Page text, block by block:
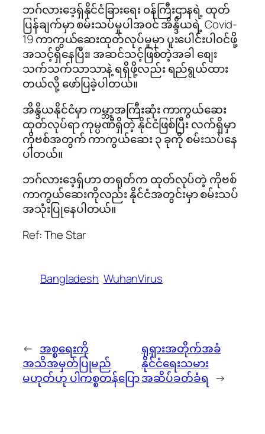
ဘဂ်လားဒေ့ရှ်နိုင်ငံခြားရေး ၀န်ကြီးဌာနရဲ့ ထုတ်
ပြန်ချက်မှာ စမ်းသပ်မှုပါအ၀င် အိန္ဒိယရဲ့ Covid-
19 ကာကွယ်ဆေးထုတ်လုပ်မှုမှာ ပူးပေါင်းပါ၀င်ဖို့
အသင့်ရှိနေပြီး၊ အဆင်သင့်ဖြစ်တဲ့အခါ စျေး
သက်သက်သာသာနဲ့ ရရှိဖို့လည်း ရည်ရွယ်ထား
တယ်လို့ ဖော်ပြခဲ့ပါတယ်။
အိန္ဒိယနိုင်ငံမှာ ကမ္ဘာ့အကြီးဆုံး ကာကွယ်ဆေး
ထုတ်လုပ်ရာ ကုမ္ပဏီရှိတဲ့ နိုင်ငံဖြစ်ပြီး လက်ရှိမှာ
ကိုဗစ်အတွက် ကာကွယ်ဆေး ၃ ခုကို စမ်းသပ်နေ
ပါတယ်။
ဘဂ်လားဒေ့ရှ်ဟာ တရုတ်က ထုတ်လုပ်တဲ့ ကိုဗစ်
ကာကွယ်ဆေးကိုလည်း နိုင်ငံအတွင်းမှာ စမ်းသပ်
အသုံးပြုနေပါတယ်။
Ref: The Star
Bangladesh WuhanVirus
← အစ္စရေးကို
အသိအမှတ်ပြုမည်
မဟုတ်ဟု ပါကစ္စတန်ပြော
ရုရှားအတိုက်အခံ
နိုင်ငံရေးသမား
အဆိပ်ခတ်ခံရ →